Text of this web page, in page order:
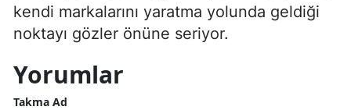
kendi markalarını yaratma yolunda geldiği
noktayı gözler önüne seriyor.
Yorumlar
Takma Ad